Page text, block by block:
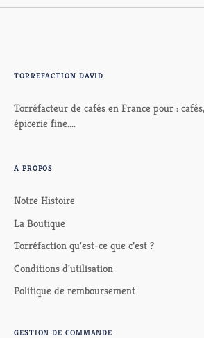
TORREFACTION DAVID
Torréfacteur de cafés en France pour :
épicerie fine....
A PROPOS
Notre Histoire
La Boutique
Torréfaction qu'est-ce que c’est ?
Conditions d'utilisation
Politique de remboursement
GESTION DE COMMANDE